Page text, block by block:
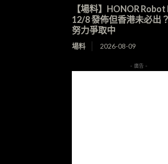
【場料】HONOR
12/8 發佈但香港未必出
努力爭取中
場料 2026-08-09
- 廣告 -